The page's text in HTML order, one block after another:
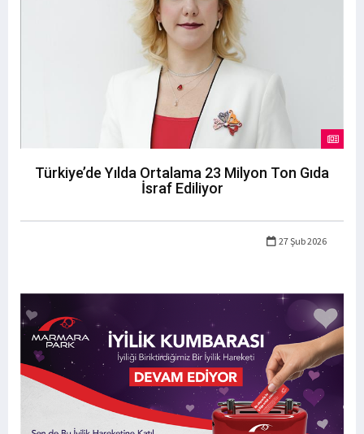
Türkiye’de Yılda Ortalama 23 Milyon Ton Gıda
İsraf Ediliyor
27 Şub 2026